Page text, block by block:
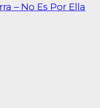
– No Es Por Ella